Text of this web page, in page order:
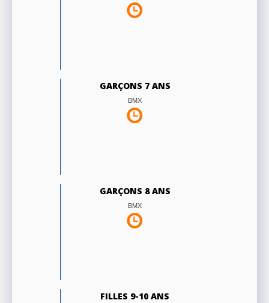
GARÇONS 7 ANS
BMX
GARÇONS 8 ANS
BMX
FILLES 9-10 ANS